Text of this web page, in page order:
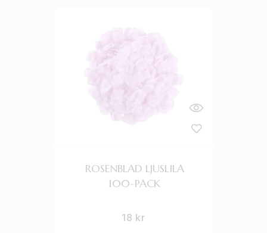
ROSENBLAD LJUSLILA
100-PACK
18 kr